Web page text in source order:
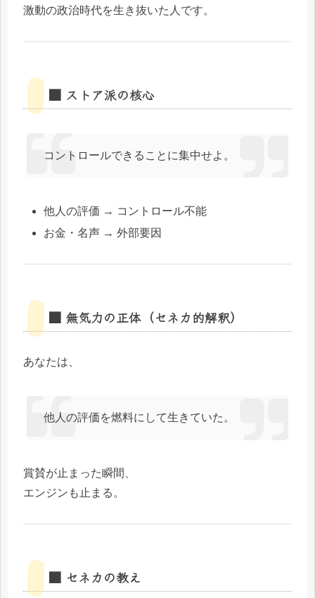
激動の政治時代を生き抜いた人です。
■ ストア派の核心
コントロールできることに集中せよ。
他人の評価 → コントロール不能
お金・名声 → 外部要因
■ 無気力の正体（セネカ的解釈）
あなたは、
他人の評価を燃料にして生きていた。
賞賛が止まった瞬間、
エンジンも止まる。
■ セネカの教え